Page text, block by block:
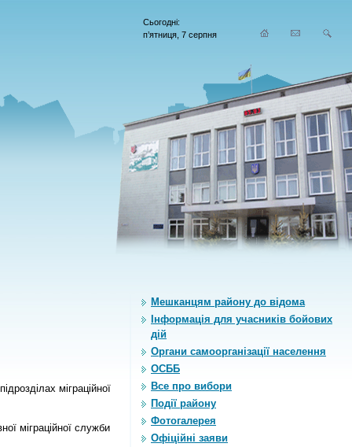
Сьогодні:
п’ятниця, 7 серпня
міграційної
міграційної служби
Мешканцям району до відома
Інформація для учасників бойових
дій
Органи самоорганiзацiї населення
ОСББ
Все про вибори
Події району
Фотогалерея
Офіційні заяви